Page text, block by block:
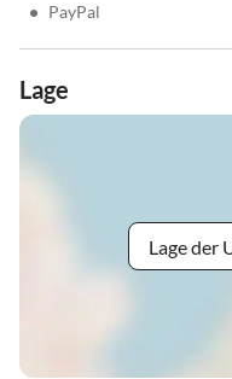
• PayPal
Lage
Lage der